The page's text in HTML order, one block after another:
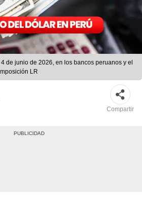
de junio de 2026, en los bancos peruanos y el
LR
Compartir